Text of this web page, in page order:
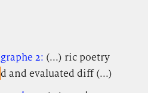
2: (...) ric poetry
d and evaluated diff (...)